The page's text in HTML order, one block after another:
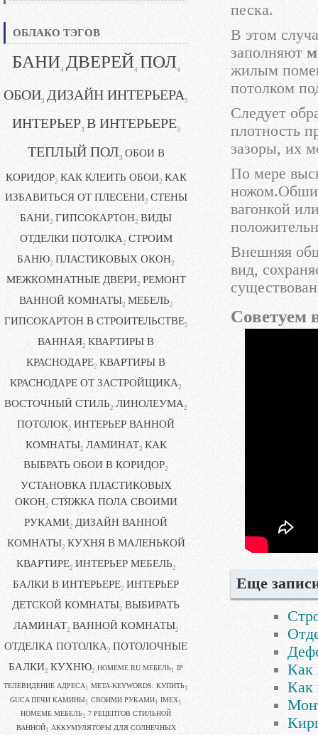
ОБЛАКО ТЭГОВ
БАНИ4 ДВЕРЕЙ4 ПОЛ4
ОБОИ3 ДИЗАЙН ИНТЕРЬЕРА3
ИНТЕРЬЕР3 В ИНТЕРЬЕРЕ3
ТЕПЛЫЙ ПОЛ3 ОБОИ В
КОРИДОР2 КАК КЛЕИТЬ ОБОИ2 КАК
ИЗБАВИТЬСЯ ОТ ПЛЕСЕНИ2 СТЕНЫ
БАНИ2 ГИПСОКАРТОН2 ВИДЫ
ОТДЕЛКИ ПОТОЛКА2 СТРОИМ
БАНЮ2 ПЛАСТИКОВЫХ ОКОН2
МЕЖКОМНАТНЫЕ ДВЕРИ2 РЕМОНТ
ВАННОЙ КОМНАТЫ2 МЕБЕЛЬ2
ГИПСОКАРТОН В СТРОИТЕЛЬСТВЕ2
ВАННАЯ2 КВАРТИРЫ В
КРАСНОДАРЕ2 КВАРТИРЫ В
КРАСНОДАРЕ ОТ ЗАСТРОЙЩИКА2
ВОСТОЧНЫЙ СТИЛЬ2 ЛИНОЛЕУМА2
ПОТОЛОК2 ИНТЕРЬЕР ВАННОЙ
КОМНАТЫ2 ЛАМИНАТ2 КАК
ВЫБРАТЬ ОБОИ В КОРИДОР2
УСТАНОВКА ПЛАСТИКОВЫХ
ОКОН2 СТЯЖКА ПОЛА СВОИМИ
РУКАМИ2 ДИЗАЙН ВАННОЙ
КОМНАТЫ2 КУХНЯ В МАЛЕНЬКОЙ
КВАРТИРЕ2 ИНТЕРЬЕР МЕБЕЛЬ2
БАЛКИ В ИНТЕРЬЕРЕ2 ИНТЕРЬЕР
ДЕТСКОЙ КОМНАТЫ2 ВЫБИРАТЬ
ЛАМИНАТ2 ВАННОЙ КОМНАТЫ2
ОТДЕЛКА ПОТОЛКА2 ПОТОЛОЧНЫЕ
БАЛКИ2 КУХНЮ2 HOMEME RU МЕБЕЛЬ1 IP
ТЕЛЕВИДЕНИЕ АДРЕСА1 META-KEYWORDS: КУПИТЬ1
GUCA ПЕЧИ КАМИНЫ1 CВОИМИ РУКАМИ1 IMEX1
HOMEME МЕБЕЛЬ1 7 РЕЦЕПТОВ СТИЛЬНОЙ
ВАННОЙ1 АККУМУЛЯТОРЫ ДЛЯ СОЛНЕЧНЫХ
песка.
В этом
заполняют
жилым
потолком
Следует
плотность
зазоры, их
По мере
вагонкой
Внешняя
вид,
Советуем
Еще
Как
Как